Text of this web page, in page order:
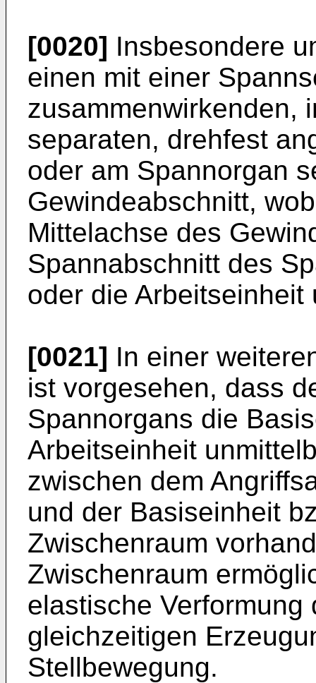
[0020] Insbesondere
einen mit einer
zusammenwirkenden,
separaten, drehfest
oder am Spannorgan
Gewindeabschnitt,
Mittelachse des
Spannabschnitt des
oder die
[0021] In einer
ist vorgesehen, dass
Spannorgans die
Arbeitseinheit
zwischen dem
und der Basiseinheit
Zwischenraum
Zwischenraum
elastische
gleichzeitigen
Stellbewegung.